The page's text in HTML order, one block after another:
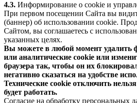
4.3. Информирование о cookie и
При первом посещении Сайта вы
(баннер) об использовании cookie.
Сайтом, вы соглашаетесь с
указанных целях.
Вы можете в любой момент удалить
или аналитические cookie или
браузера так, чтобы он их
негативно сказаться на удобстве
Технические cookie отключить
будет работать.
Согласие на обработку персональных